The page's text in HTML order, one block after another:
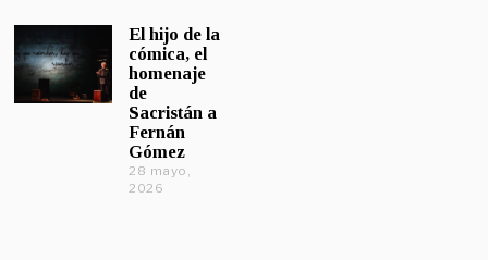
El hijo de la
cómica, el
homenaje
de
Sacristán a
Fernán
Gómez
28 mayo,
2026